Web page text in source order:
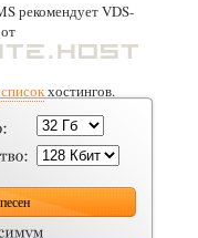
рекомендует VDS-
хостингов.